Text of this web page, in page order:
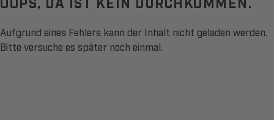
Aufgrund eines Fehlers kann der Inhalt nicht geladen werden.
Bitte versuche es später noch einmal.